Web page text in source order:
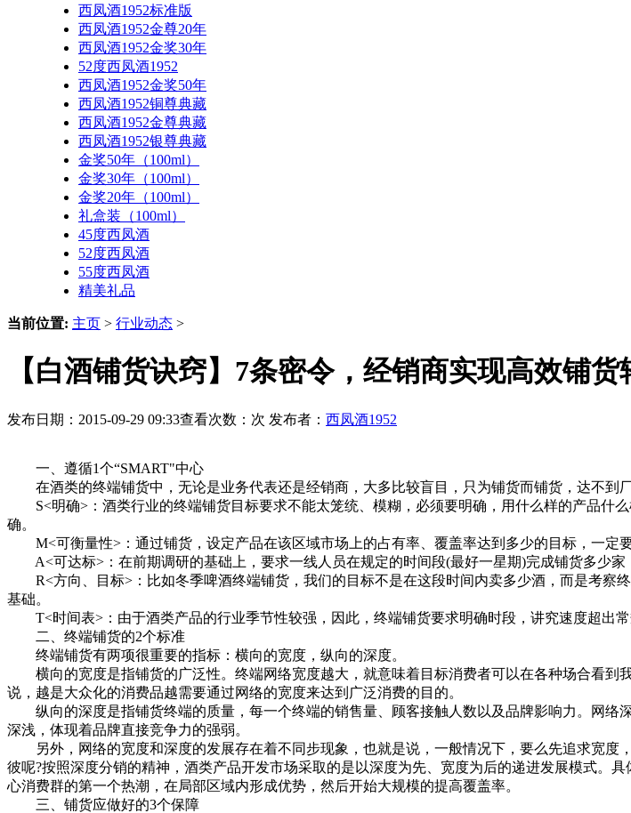
西凤酒1952标准版
西凤酒1952金尊20年
西凤酒1952金奖30年
52度西凤酒1952
西凤酒1952金奖50年
西凤酒1952铜尊典藏
西凤酒1952金尊典藏
西凤酒1952银尊典藏
金奖50年（100ml）
金奖30年（100ml）
金奖20年（100ml）
礼盒装（100ml）
45度西凤酒
52度西凤酒
55度西凤酒
精美礼品
当前位置: 主页 > 行业动态 >
【白酒铺货诀窍】7条密令，经销商实现高效铺货
发布日期：2015-09-29 09:33查看次数： 次 发布者： 西凤酒1952
一、遵循1个“SMART"中心
在酒类的终端铺货中，无论是业务代表还是经销商，大多比较盲目，只为铺货而铺货，达不到厂
S<明确>：酒类行业的终端铺货目标要求不能太笼统、模糊，必须要明确，用什么样的产品什
确。
M<可衡量性>：通过铺货，设定产品在该区域市场上的占有率、覆盖率达到多少的目标，一定
A<可达标>：在前期调研的基础上，要求一线人员在规定的时间段(最好一星期)完成铺货多少家
R<方向、目标>：比如冬季啤酒终端铺货，我们的目标不是在这段时间内卖多少酒，而是考察
基础。
T<时间表>：由于酒类产品的行业季节性较强，因此，终端铺货要求明确时段，讲究速度超出常
二、终端铺货的2个标准
终端铺货有两项很重要的指标：横向的宽度，纵向的深度。
横向的宽度是指铺货的广泛性。终端网络宽度越大，就意味着目标消费者可以在各种场合看到
说，越是大众化的消费品越需要通过网络的宽度来达到广泛消费的目的。
纵向的深度是指铺货终端的质量，每一个终端的销售量、顾客接触人数以及品牌影响力。网络
深浅，体现着品牌直接竞争力的强弱。
另外，网络的宽度和深度的发展存在着不同步现象，也就是说，一般情况下，要么先追求宽度
彼呢?按照深度分销的精神，酒类产品开发市场采取的是以深度为先、宽度为后的递进发展模式。
心消费群的第一个热潮，在局部区域内形成优势，然后开始大规模的提高覆盖率。
三、铺货应做好的3个保障